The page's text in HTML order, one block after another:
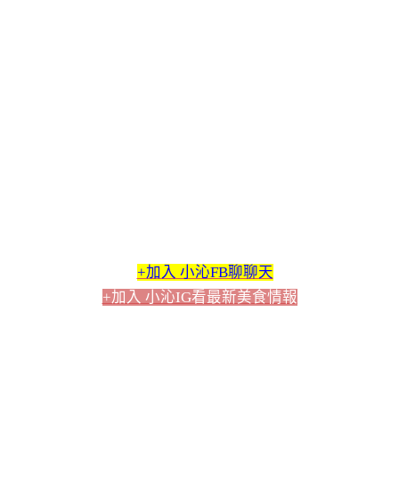
+加入 小沁FB聊聊天
+加入 小沁IG看最新美食情報